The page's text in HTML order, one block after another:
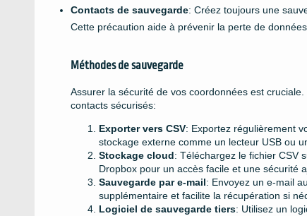
Contacts de sauvegarde: Créez toujours une
Cette précaution aide à prévenir la perte de données.
Méthodes de sauvegarde
Assurer la sécurité de vos coordonnées est
contacts sécurisés:
Exporter vers CSV: Exportez régulièrement
stockage externe comme un lecteur USB ou
Stockage cloud: Téléchargez le fichier CSV
Dropbox pour un accès facile et une sécurité
Sauvegarde par e-mail: Envoyez un e-mail
supplémentaire et facilite la récupération si
Logiciel de sauvegarde tiers: Utilisez un